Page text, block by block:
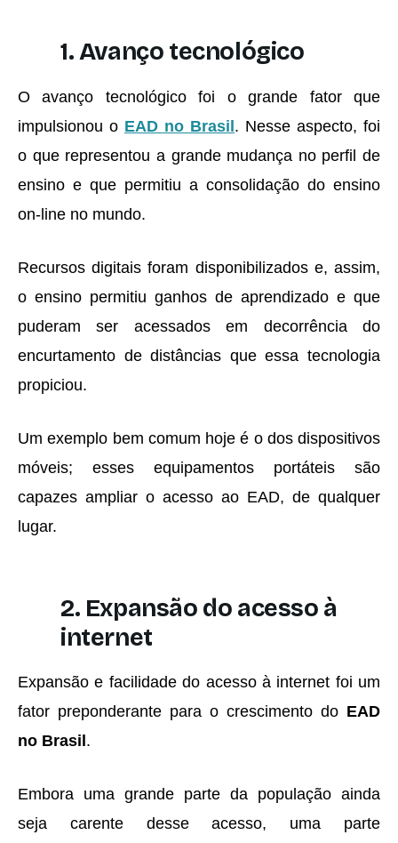
1. Avanço tecnológico
O avanço tecnológico foi o grande fator que
impulsionou o EAD no Brasil. Nesse aspecto, foi
o que representou a grande mudança no perfil de
ensino e que permitiu a consolidação do ensino
on-line no mundo.
Recursos digitais foram disponibilizados e, assim,
o ensino permitiu ganhos de aprendizado e que
puderam ser acessados em decorrência do
encurtamento de distâncias que essa tecnologia
propiciou.
Um exemplo bem comum hoje é o dos dispositivos
móveis; esses equipamentos portáteis são
capazes ampliar o acesso ao EAD, de qualquer
lugar.
2. Expansão do acesso à
internet
Expansão e facilidade do acesso à internet foi um
fator preponderante para o crescimento do EAD
no Brasil .
Embora uma grande parte da população ainda
seja carente desse acesso, uma parte